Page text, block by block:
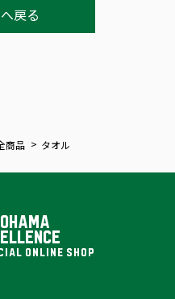
戻る
商品 タオル
ONLINE SHOP